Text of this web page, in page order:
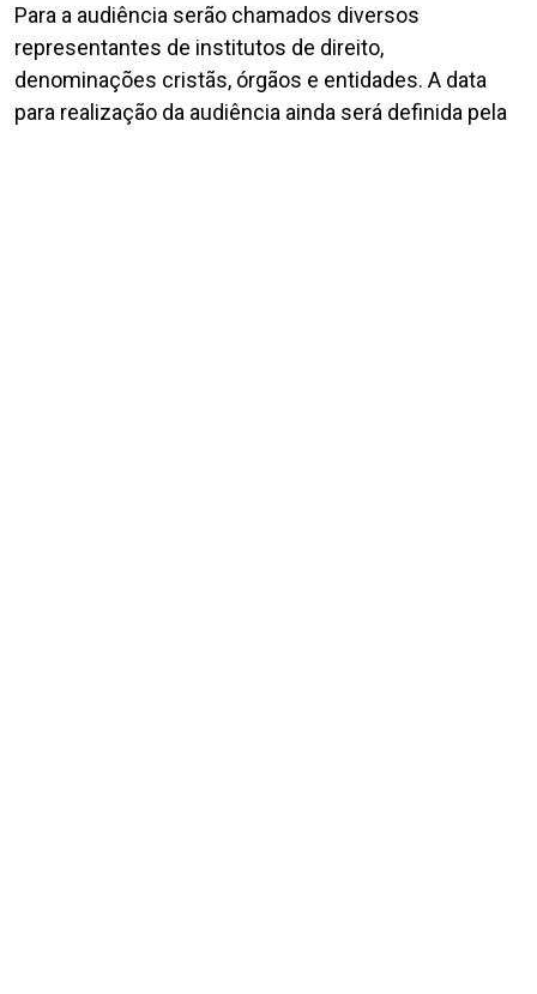
Para a audiência serão chamados diversos
representantes de institutos de direito,
denominações cristãs, órgãos e entidades. A data
para realização da audiência ainda será definida pela